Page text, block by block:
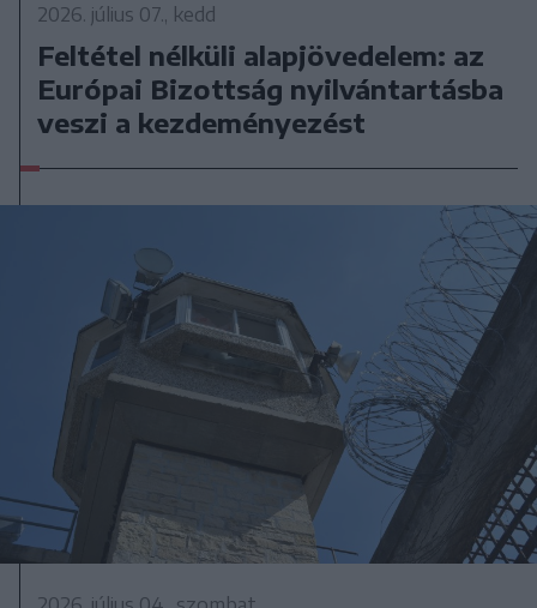
2026. július 07., kedd
Feltétel nélküli alapjövedelem: az
Európai Bizottság nyilvántartásba
veszi a kezdeményezést